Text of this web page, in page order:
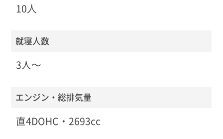
10人
就寝人数
3人〜
エンジン・総排気量
直4DOHC・2693cc